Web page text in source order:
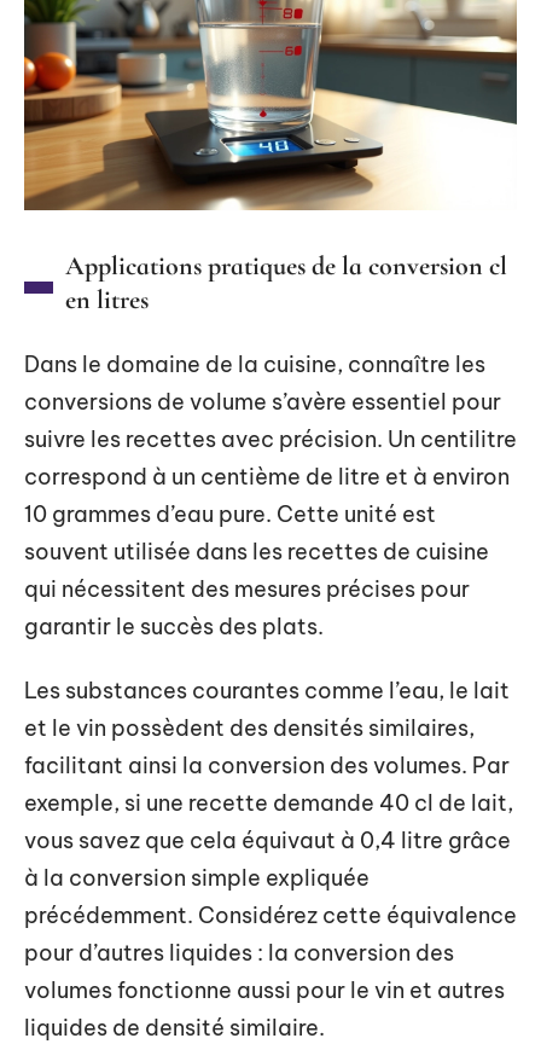
Applications pratiques de la conversion cl
en litres
Dans le domaine de la cuisine, connaître les
conversions de volume s’avère essentiel pour
suivre les recettes avec précision. Un centilitre
correspond à un centième de litre et à environ
10 grammes d’eau pure. Cette unité est
souvent utilisée dans les recettes de cuisine
qui nécessitent des mesures précises pour
garantir le succès des plats.
Les substances courantes comme l’eau, le lait
et le vin possèdent des densités similaires,
facilitant ainsi la conversion des volumes. Par
exemple, si une recette demande 40 cl de lait,
vous savez que cela équivaut à 0,4 litre grâce
à la conversion simple expliquée
précédemment. Considérez cette équivalence
pour d’autres liquides : la conversion des
volumes fonctionne aussi pour le vin et autres
liquides de densité similaire.